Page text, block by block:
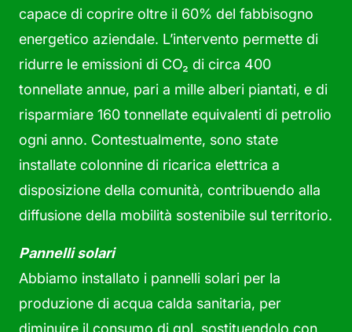
capace di coprire oltre il 60% del fabbisogno
energetico aziendale. L’intervento permette di
ridurre le emissioni di CO₂ di circa 400
tonnellate annue, pari a mille alberi piantati, e di
risparmiare 160 tonnellate equivalenti di petrolio
ogni anno. Contestualmente, sono state
installate colonnine di ricarica elettrica a
disposizione della comunità, contribuendo alla
diffusione della mobilità sostenibile sul territorio.
Pannelli solari
Abbiamo installato i pannelli solari per la
produzione di acqua calda sanitaria, per
diminuire il consumo di gpl, sostituendolo con